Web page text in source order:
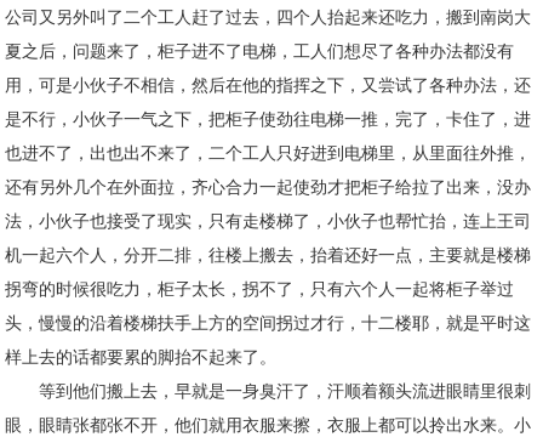
公司又另外叫了二个工人赶了过去，四个人抬起来还吃力，搬到南岗大
夏之后，问题来了，柜子进不了电梯，工人们想尽了各种办法都没有
用，可是小伙子不相信，然后在他的指挥之下，又尝试了各种办法，还
是不行，小伙子一气之下，把柜子使劲往电梯一推，完了，卡住了，进
也进不了，出也出不来了，二个工人只好进到电梯里，从里面往外推，
还有另外几个在外面拉，齐心合力一起使劲才把柜子给拉了出来，没办
法，小伙子也接受了现实，只有走楼梯了，小伙子也帮忙抬，连上王司
机一起六个人，分开二排，往楼上搬去，抬着还好一点，主要就是楼梯
拐弯的时候很吃力，柜子太长，拐不了，只有六个人一起将柜子举过
头，慢慢的沿着楼梯扶手上方的空间拐过才行，十二楼耶，就是平时这
样上去的话都要累的脚抬不起来了。
等到他们搬上去，早就是一身臭汗了，汗顺着额头流进眼睛里很刺
眼，眼睛张都张不开，他们就用衣服来擦，衣服上都可以拎出水来。小